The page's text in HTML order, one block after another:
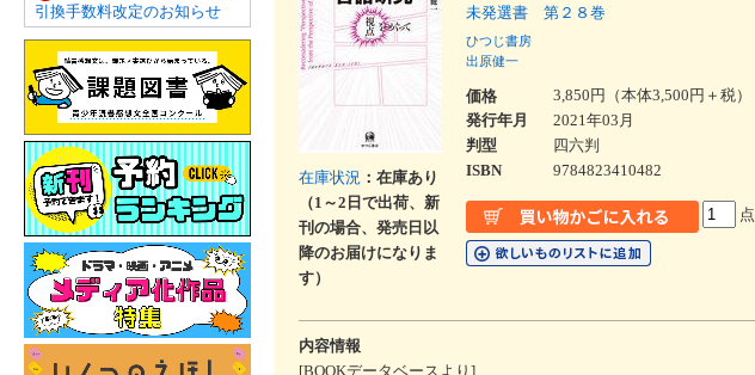
引換手数料改定のお知らせ
在庫状況 ：在庫あり
（1～2日で出荷、新
刊の場合、発売日以
降のお届けになりま
す）
未発選書 第２８巻
ひつじ書房
出原健一
価格
3,850円（本体3,500円＋税）
発行年月
2021年03月
判型
四六判
ISBN
9784823410482
点
内容情報
[BOOKデータベースより]